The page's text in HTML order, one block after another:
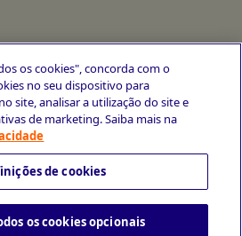
os cookies", concorda com o
no seu dispositivo para
site, analisar a utilização do site e
de marketing. Saiba mais na
de cookies
os cookies opcionais